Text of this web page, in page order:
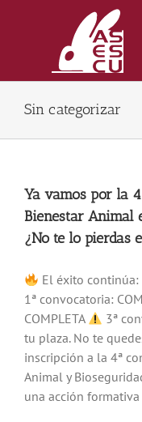
Inicio
Tienda
Lonjas
Symposiums
Noticias
Sin categorizar
Ya vamos por la
Bienestar Animal
¿No te lo pierdas
El éxito continúa:
1ª convocatoria:
COMPLETA
3ª
tu plaza. No te
inscripción a la 4ª
Animal y
una acción